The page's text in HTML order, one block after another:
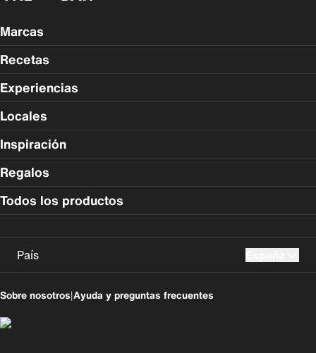
Marcas
Recetas
Experiencias
Locales
Inspiración
Regalos
Todos los productos
País
Sobre nosotros|Ayuda y preguntas frecuentes